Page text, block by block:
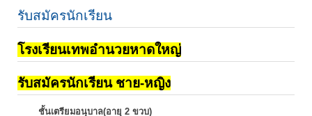
รับสมัครนักเรียน
โรงเรียนเทพอำนวยหาดใหญ่
รับสมัครนักเรียน ชาย-หญิง
ชั้นเตรียมอนุบาล(อายุ 2 ขวบ)